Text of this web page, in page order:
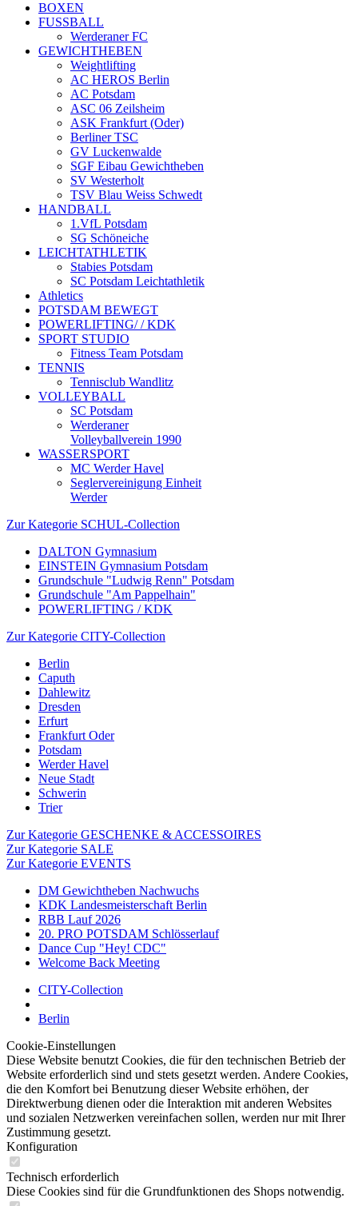
BOXEN
FUSSBALL
Werderaner FC
GEWICHTHEBEN
Weightlifting
AC HEROS Berlin
AC Potsdam
ASC 06 Zeilsheim
ASK Frankfurt (Oder)
Berliner TSC
GV Luckenwalde
SGF Eibau Gewichtheben
SV Westerholt
TSV Blau Weiss Schwedt
HANDBALL
1.VfL Potsdam
SG Schöneiche
LEICHTATHLETIK
Stabies Potsdam
SC Potsdam Leichtathletik
Athletics
POTSDAM BEWEGT
POWERLIFTING/ / KDK
SPORT STUDIO
Fitness Team Potsdam
TENNIS
Tennisclub Wandlitz
VOLLEYBALL
SC Potsdam
Werderaner
Volleyballverein 1990
WASSERSPORT
MC Werder Havel
Seglervereinigung Einheit
Werder
Zur Kategorie SCHUL-Collection
DALTON Gymnasium
EINSTEIN Gymnasium Potsdam
Grundschule "Ludwig Renn" Potsdam
Grundschule "Am Pappelhain"
POWERLIFTING / KDK
Zur Kategorie CITY-Collection
Berlin
Caputh
Dahlewitz
Dresden
Erfurt
Frankfurt Oder
Potsdam
Werder Havel
Neue Stadt
Schwerin
Trier
Zur Kategorie GESCHENKE & ACCESSOIRES
Zur Kategorie SALE
Zur Kategorie EVENTS
DM Gewichtheben Nachwuchs
KDK Landesmeisterschaft Berlin
RBB Lauf 2026
20. PRO POTSDAM Schlösserlauf
Dance Cup "Hey! CDC"
Welcome Back Meeting
CITY-Collection
Berlin
Cookie-Einstellungen
Diese Website benutzt Cookies, die für den technischen Betrieb der
Website erforderlich sind und stets gesetzt werden. Andere Cookies,
die den Komfort bei Benutzung dieser Website erhöhen, der
Direktwerbung dienen oder die Interaktion mit anderen Websites
und sozialen Netzwerken vereinfachen sollen, werden nur mit Ihrer
Zustimmung gesetzt.
Konfiguration
Technisch erforderlich
Diese Cookies sind für die Grundfunktionen des Shops notwendig.